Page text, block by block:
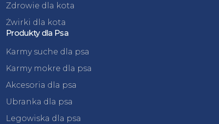
Zdrowie dla kota
Żwirki dla kota
Produkty dla Psa
Karmy suche dla psa
Karmy mokre dla psa
Akcesoria dla psa
Ubranka dla psa
Legowiska dla psa